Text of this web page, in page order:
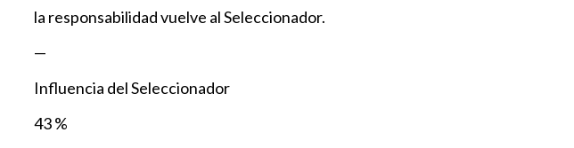
la responsabilidad vuelve al Seleccionador.
—
Influencia del Seleccionador
43 %